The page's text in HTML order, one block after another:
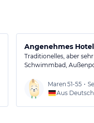
Angenehmes
Traditionelles, aber
Schwimmbad,
Maren 51-55 •
Aus